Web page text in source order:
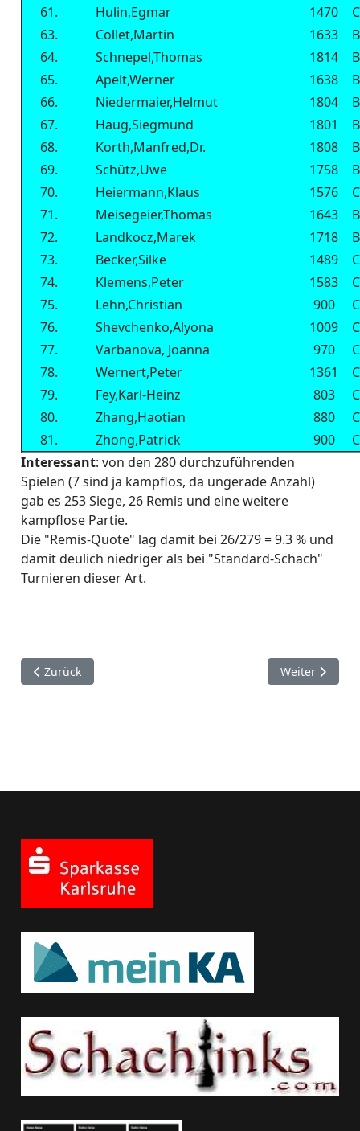
61.
Hulin,Egmar 1470
C
63.
Collet,Martin 1633
B
64.
Schnepel,Thomas 1814
B
65.
Apelt,Werner 1638
B
66.
Niedermaier,Helmut 1804
B
67.
Haug,Siegmund 1801
B
68.
Korth,Manfred,Dr. 1808
B
69.
Schütz,Uwe 1758
B
70.
Heiermann,Klaus 1576
C
71.
Meisegeier,Thomas 1643
B
72.
Landkocz,Marek 1718
B
73.
Becker,Silke 1489
C
74.
Klemens,Peter 1583
C
75.
Lehn,Christian 900
C
76.
Shevchenko,Alyona 1009
C
77.
Varbanova, Joanna 970
C
78.
Wernert,Peter 1361
C
79.
Fey,Karl-Heinz 803
C
80.
Zhang,Haotian 880
C
81.
Zhong,Patrick 900
C
Interessant: von den 280 durchzuführenden
Spielen (7 sind ja kampflos, da ungerade Anzahl)
gab es 253 Siege, 26 Remis und eine weitere
kampflose Partie.
Die "Remis-Quote" lag damit bei 26/279 = 9.3 % und
damit deulich niedriger als bei "Standard-Schach"
Turnieren dieser Art.
Vorheriger Beitrag: Chess960 Open 2018
Zurück Nächster
Weiter